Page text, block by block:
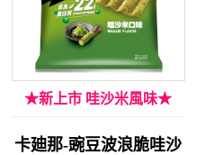
★新上市 哇沙米風味★
卡廸那-豌豆波浪脆哇沙